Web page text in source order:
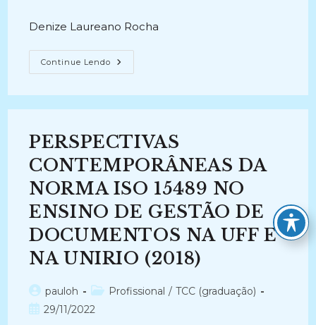
Denize Laureano Rocha
Continue Lendo PROPOSTA
DE
DE
ÀS
ATIVIDADES-
FIM
DO
HOSPITAL
UNIVERSITÁRIO
MEDICINA
VETERINÁRIA
DA
UNIVERSIDADE
FEDERAL
FLUMINENSE
PERSPECTIVAS
CONTEMPORÂNEAS DA
NORMA ISO 15489 NO
ENSINO DE GESTÃO DE
DOCUMENTOS NA UFF E
NA UNIRIO (2018)
Autor
do
pauloh
Categoria
do
Profissional / TCC (graduação)
Post29/11/2022